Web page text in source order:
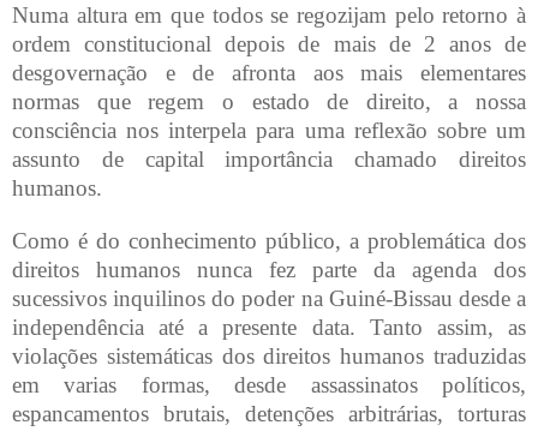
Numa altura em que todos se regozijam pelo retorno à
ordem constitucional depois de mais de 2 anos de
desgovernação e de afronta aos mais elementares
normas que regem o estado de direito, a nossa
consciência nos interpela para uma reflexão sobre um
assunto de capital importância chamado direitos
humanos.
Como é do conhecimento público, a problemática dos
direitos humanos nunca fez parte da agenda dos
sucessivos inquilinos do poder na Guiné-Bissau desde a
independência até a presente data. Tanto assim, as
violações sistemáticas dos direitos humanos traduzidas
em varias formas, desde assassinatos políticos,
espancamentos brutais, detenções arbitrárias, torturas